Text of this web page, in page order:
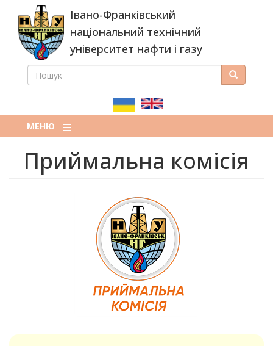
основного
вмісту
Івано-Франківський
національний технічний
університет нафти і газу
ПОШУКОВА
ПОШУК Пошук
МЕНЮ
Приймальна комісія